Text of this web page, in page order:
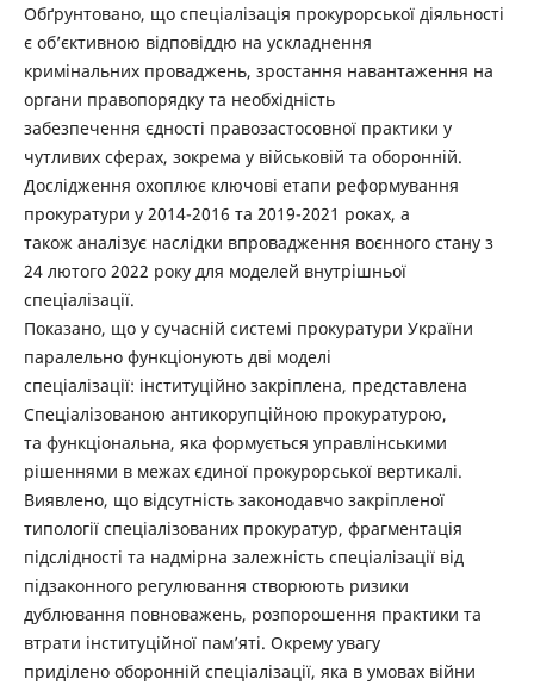
Обґрунтовано, що спеціалізація прокурорської діяльності
є об’єктивною відповіддю на ускладнення
кримінальних проваджень, зростання навантаження на
органи правопорядку та необхідність
забезпечення єдності правозастосовної практики у
чутливих сферах, зокрема у військовій та оборонній.
Дослідження охоплює ключові етапи реформування
прокуратури у 2014-2016 та 2019-2021 роках, а
також аналізує наслідки впровадження воєнного стану з
24 лютого 2022 року для моделей внутрішньої
спеціалізації.
Показано, що у сучасній системі прокуратури України
паралельно функціонують дві моделі
спеціалізації: інституційно закріплена, представлена
Спеціалізованою антикорупційною прокуратурою,
та функціональна, яка формується управлінськими
рішеннями в межах єдиної прокурорської вертикалі.
Виявлено, що відсутність законодавчо закріпленої
типології спеціалізованих прокуратур, фрагментація
підслідності та надмірна залежність спеціалізації від
підзаконного регулювання створюють ризики
дублювання повноважень, розпорошення практики та
втрати інституційної пам’яті. Окрему увагу
приділено оборонній спеціалізації, яка в умовах війни